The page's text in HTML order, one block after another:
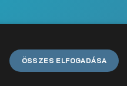
ÖSSZES ELFOGADÁSA